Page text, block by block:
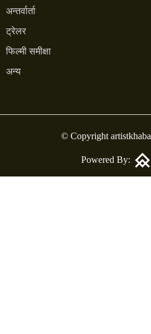
अन्तर्वार्ता
ट्रेलर
फिल्मी समीक्षा
अन्य
© Copyright
Powered By: